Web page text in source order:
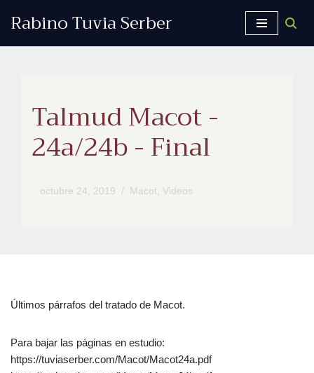
Rabino Tuvia Serber
Talmud Macot -
24a/24b - Final
octubre 24, 2019 Macot, Videos
Últimos párrafos del tratado de Macot.
Para bajar las páginas en estudio:
https://tuviaserber.com/Macot/Macot24a.pdf